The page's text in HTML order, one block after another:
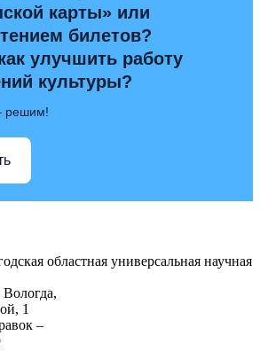
карты» или
билетов?
улучшить работу
культуры?
решим!
областная универсальная научная
1
–